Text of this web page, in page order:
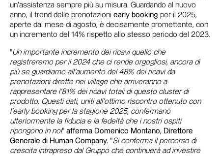
un’assistenza sempre più su misura. Guardando al nuovo
anno, il trend delle prenotazioni early booking per il 2025,
aperte dal mese di agosto, è decisamente promettente, con
un incremento del 14% rispetto allo stesso periodo del 2023.
"Un importante incremento dei ricavi quello che
registreremo per il 2024 che ci rende orgogliosi, ancora di
più se guardiamo all’aumento del 48% dei ricavi da
prenotazioni dirette nei village che arriveranno a
rappresentare l’81% dei ricavi totali di questo cluster di
prodotto. Questi dati, uniti all’ottimo riscontro ottenuto con
l'early booking per la stagione 2025, confermano
ulteriormente la fiducia e la fedeltà che i nostri ospiti
ripongono in noi" afferma Domenico Montano, Direttore
Generale di Human Company. "Si conferma il percorso di
crescita intrapreso dal Gruppo che continuerà ad investire